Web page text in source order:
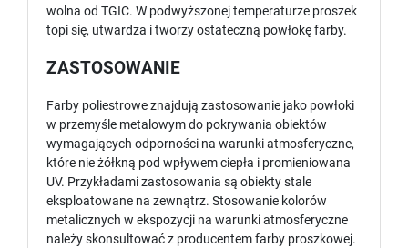
wolna od TGIC. W podwyższonej temperaturze proszek
topi się, utwardza i tworzy ostateczną powłokę farby.
ZASTOSOWANIE
Farby poliestrowe znajdują zastosowanie jako powłoki
w przemyśle metalowym do pokrywania obiektów
wymagających odporności na warunki atmosferyczne,
które nie żółkną pod wpływem ciepła i promieniowana
UV. Przykładami zastosowania są obiekty stale
eksploatowane na zewnątrz. Stosowanie kolorów
metalicznych w ekspozycji na warunki atmosferyczne
należy skonsultować z producentem farby proszkowej.